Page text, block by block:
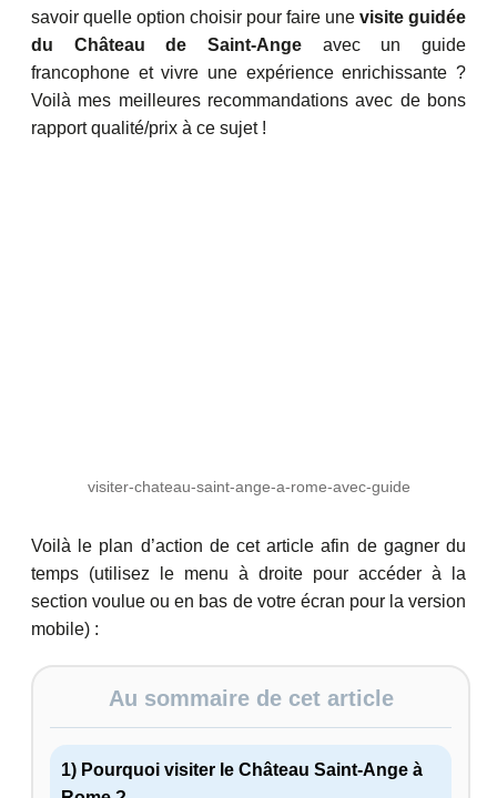
savoir quelle option choisir pour faire une visite guidée
du Château de Saint-Ange avec un guide
francophone et vivre une expérience enrichissante ?
Voilà mes meilleures recommandations avec de bons
rapport qualité/prix à ce sujet !
visiter-chateau-saint-ange-a-rome-avec-guide
Voilà le plan d’action de cet article afin de gagner du
temps (utilisez le menu à droite pour accéder à la
section voulue ou en bas de votre écran pour la version
mobile) :
Au sommaire de cet article
1) Pourquoi visiter le Château Saint-Ange à